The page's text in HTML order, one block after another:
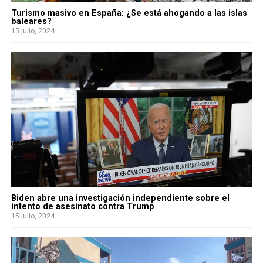
Turismo masivo en España: ¿Se está ahogando a las islas
baleares?
15 julio, 2024
Biden abre una investigación independiente sobre el
intento de asesinato contra Trump
15 julio, 2024